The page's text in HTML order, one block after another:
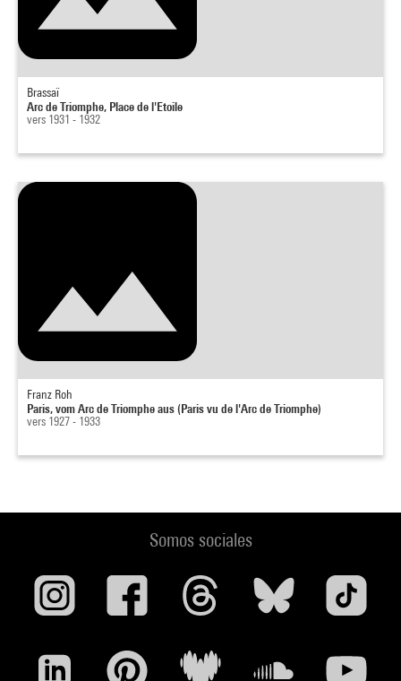
Brassaï
Arc de Triomphe, Place de l'Etoile
vers 1931 - 1932
Franz Roh
Paris, vom Arc de Triomphe aus (Paris vu de l'Arc de Triomphe)
vers 1927 - 1933
Somos sociales